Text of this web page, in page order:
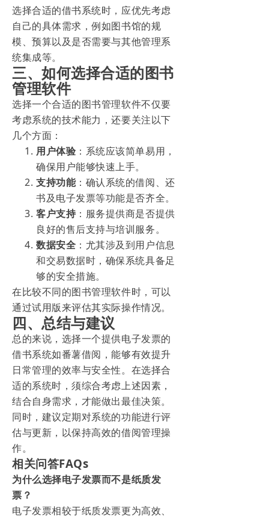
选择合适的借书系统时，应优先考虑
自己的具体需求，例如图书馆的规
模、预算以及是否需要与其他管理系
统集成等。
三、如何选择合适的图书
管理软件
选择一个合适的图书管理软件不仅要
考虑系统的技术能力，还要关注以下
几个方面：
用户体验 ：系统应该简单易用，
确保用户能够快速上手。
支持功能：确认系统的借阅、还
书及电子发票等功能是否齐全。
客户支持 ：服务提供商是否提供
良好的售后支持与培训服务。
数据安全 ：尤其涉及到用户信息
和交易数据时，确保系统具备足
够的安全措施。
在比较不同的图书管理软件时，可以
通过试用版来评估其实际操作情况。
四、总结与建议
总的来说，选择一个提供电子发票的
借书系统如番薯借阅，能够有效提升
日常管理的效率与安全性。在选择合
适的系统时，须综合考虑上述因素，
结合自身需求，才能做出最佳决策。
同时，建议定期对系统的功能进行评
估与更新，以保持高效的借阅管理操
作。
相关问答FAQs
为什么选择电子发票而不是纸质发
票？
电子发票相较于纸质发票更为高效、